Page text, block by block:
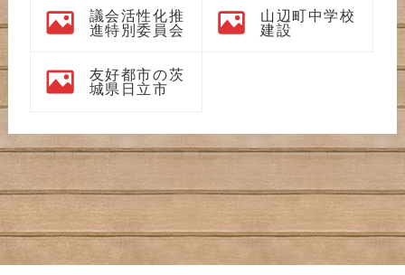
議会活性化推
進特別委員会
山辺町中学校
建設
友好都市の茨
城県日立市